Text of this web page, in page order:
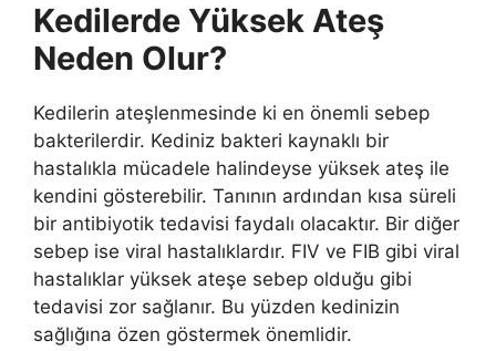
Kedilerde Yüksek Ateş
Neden Olur?
Kedilerin ateşlenmesinde ki en önemli sebep
bakterilerdir. Kediniz bakteri kaynaklı bir
hastalıkla mücadele halindeyse yüksek ateş ile
kendini gösterebilir. Tanının ardından kısa süreli
bir antibiyotik tedavisi faydalı olacaktır. Bir diğer
sebep ise viral hastalıklardır. FIV ve FIB gibi viral
hastalıklar yüksek ateşe sebep olduğu gibi
tedavisi zor sağlanır. Bu yüzden kedinizin
sağlığına özen göstermek önemlidir.